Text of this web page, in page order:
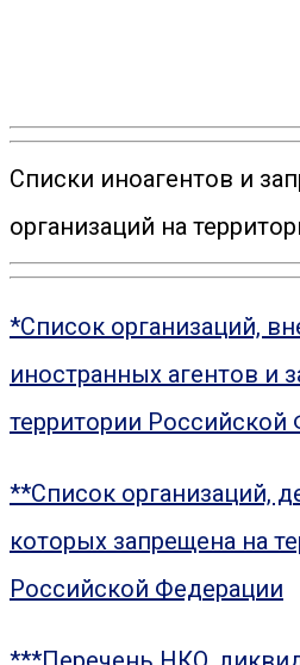
Списки иноагентов и
организаций на
*Список организаций,
иностранных агентов и
территории Российской
**Список организаций,
которых запрещена на
Российской Федерации